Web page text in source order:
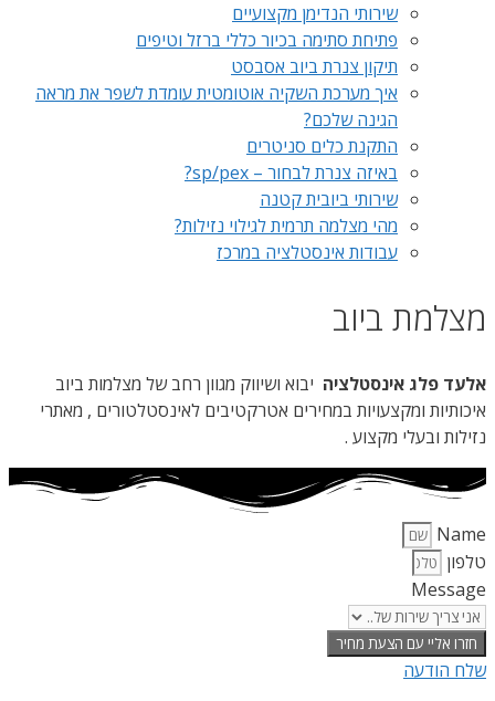
שירותי הנדימן מקצועיים
פתיחת סתימה בכיור כללי ברזל וטיפים
תיקון צנרת ביוב אסבסט
איך מערכת השקיה אוטומטית עומדת לשפר את מראה
הגינה שלכם?
התקנת כלים סניטרים
באיזה צנרת לבחור – sp/pex?
שירותי ביובית קטנה
מהי מצלמה תרמית לגילוי נזילות?
עבודות אינסטלציה במרכז
מצלמת ביוב
אלעד פלג אינסטלציה יבוא ושיווק מגוון רחב של מצלמות ביוב
איכותיות ומקצעויות במחירים אטרקטיבים לאינסטלטורים , מאתרי
נזילות ובעלי מקצוע .
Name
טלפון
Message
חזרו אליי עם הצעת מחיר
שלח הודעה